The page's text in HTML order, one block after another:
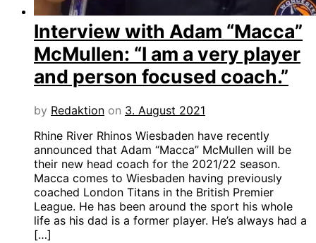
Interview with Adam “Macca”
McMullen: “I am a very player
and person focused coach.”
by Redaktion on 3. August 2021
Rhine River Rhinos Wiesbaden have recently
announced that Adam “Macca” McMullen will be
their new head coach for the 2021/22 season.
Macca comes to Wiesbaden having previously
coached London Titans in the British Premier
League. He has been around the sport his whole
life as his dad is a former player. He’s always had a
[…]